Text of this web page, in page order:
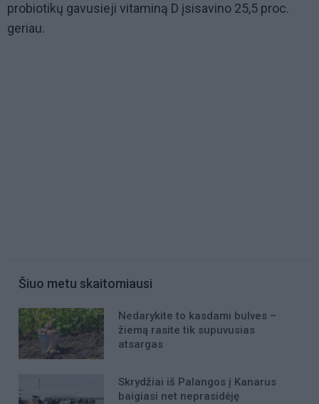
probiotikų gavusieji vitaminą D įsisavino 25,5 proc.
geriau.
Šiuo metu skaitomiausi
Nedarykite to kasdami bulves –
žiemą rasite tik supuvusias
atsargas
Skrydžiai iš Palangos į Kanarus
baigiasi net neprasidėję